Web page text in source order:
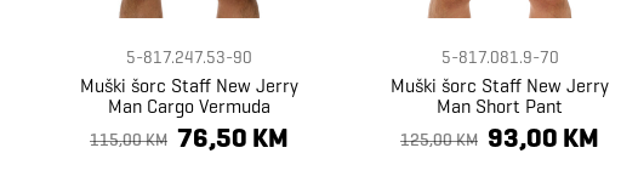
5-817.247.53-90
Muški šorc Staff New Jerry
Man Cargo Vermuda
115,00 KM 76,50 KM
5-817.081.9-70
Muški šorc Staff New Jerry
Man Short Pant
125,00 KM 93,00 KM